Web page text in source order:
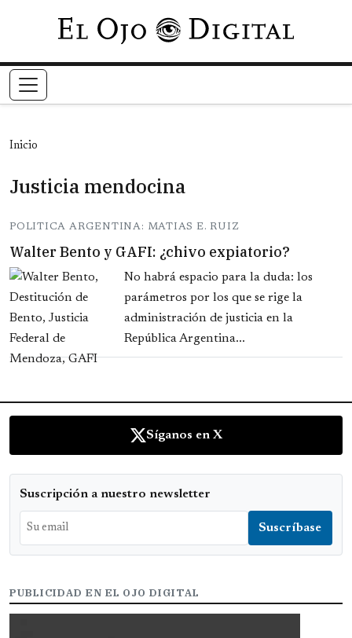
Pasar al contenido principal
Inicio
Justicia mendocina
POLITICA ARGENTINA: MATIAS E. RUIZ
Walter Bento y GAFI: ¿chivo expiatorio?
No habrá espacio para la duda: los
parámetros por los que se rige la
administración de justicia en la
República Argentina...
Síganos en X
Suscripción a nuestro newsletter
PUBLICIDAD EN EL OJO DIGITAL